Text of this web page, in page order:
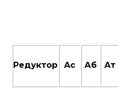
Редуктор Aс Аб Ат